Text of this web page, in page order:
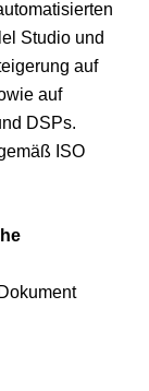
Studio und
auf
auf
DSPs.
ISO